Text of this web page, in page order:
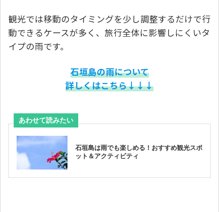
観光では移動のタイミングを少し調整するだけで行
動できるケースが多く、旅行全体に影響しにくいタ
イプの雨です。
石垣島の雨について
詳しくはこちら↓↓↓